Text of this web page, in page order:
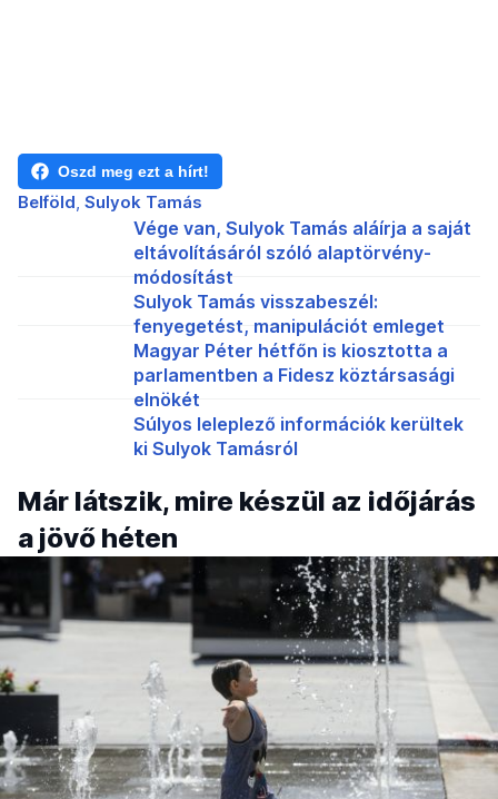
Oszd meg ezt a hírt!
Belföld Sulyok Tamás
Vége van, Sulyok Tamás aláírja a saját
eltávolításáról szóló alaptörvény-
módosítást
Sulyok Tamás visszabeszél:
fenyegetést, manipulációt emleget
Magyar Péter hétfőn is kiosztotta a
parlamentben a Fidesz köztársasági
elnökét
Súlyos leleplező információk kerültek
ki Sulyok Tamásról
Már látszik, mire készül az időjárás
a jövő héten